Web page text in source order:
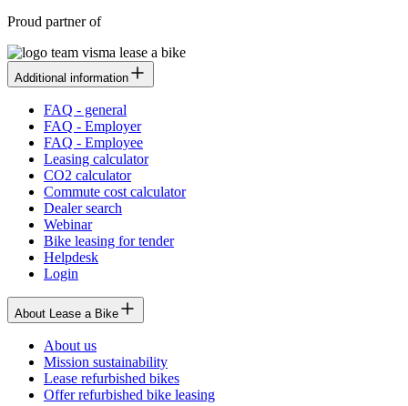
Proud partner of
Additional information
FAQ - general
FAQ - Employer
FAQ - Employee
Leasing calculator
CO2 calculator
Commute cost calculator
Dealer search
Webinar
Bike leasing for tender
Helpdesk
Login
About Lease a Bike
About us
Mission sustainability
Lease refurbished bikes
Offer refurbished bike leasing